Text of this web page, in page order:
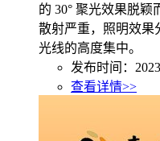
的 30° 聚光效果脱
散射严重，照明效果
光线的高度集中。
发布时间：
查看详情>>